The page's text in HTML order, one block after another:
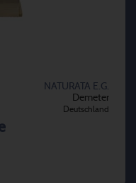
NATURATA E.G.
Demeter
Deutschland